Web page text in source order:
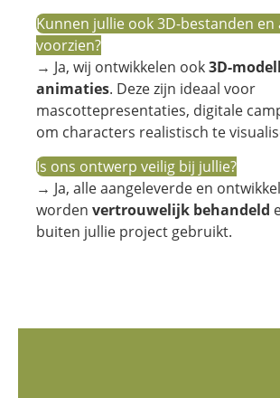
Kunnen jullie ook 3D-bestanden en
voorzien?
→ Ja, wij ontwikkelen ook3D-
animaties. Deze zijn ideaal voor
mascottepresentaties, digitale
om characters realistisch te
Is ons ontwerp veilig bij jullie?
→ Ja, alle aangeleverde en
worden vertrouwelijk behandeld
buiten jullie project gebruikt.